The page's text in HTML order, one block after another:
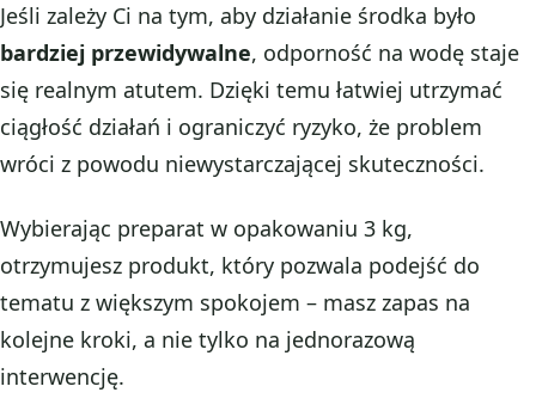
Jeśli zależy Ci na tym, aby działanie środka było
bardziej przewidywalne, odporność na wodę staje
się realnym atutem. Dzięki temu łatwiej utrzymać
ciągłość działań i ograniczyć ryzyko, że problem
wróci z powodu niewystarczającej skuteczności.
Wybierając preparat w opakowaniu 3 kg,
otrzymujesz produkt, który pozwala podejść do
tematu z większym spokojem – masz zapas na
kolejne kroki, a nie tylko na jednorazową
interwencję.